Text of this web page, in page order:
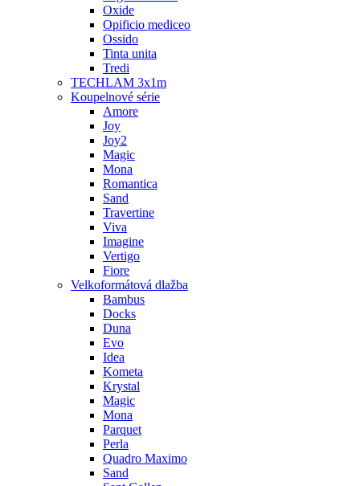
Oxide
Opificio mediceo
Ossido
Tinta unita
Tredi
TECHLAM 3x1m
Koupelnové série
Amore
Joy
Joy2
Magic
Mona
Romantica
Sand
Travertine
Viva
Imagine
Vertigo
Fiore
Velkoformátová dlažba
Bambus
Docks
Duna
Evo
Idea
Kometa
Krystal
Magic
Mona
Parquet
Perla
Quadro Maximo
Sand